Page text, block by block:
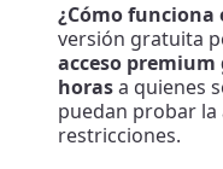
¿Cómo funciona
versión gratuita
acceso
horasa quienes
puedan probar
restricciones.